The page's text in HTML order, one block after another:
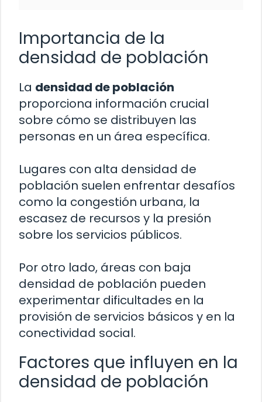
Importancia de la
densidad de población
La densidad de población
proporciona información crucial
sobre cómo se distribuyen las
personas en un área específica.
Lugares con alta densidad de
población suelen enfrentar desafíos
como la congestión urbana, la
escasez de recursos y la presión
sobre los servicios públicos.
Por otro lado, áreas con baja
densidad de población pueden
experimentar dificultades en la
provisión de servicios básicos y en la
conectividad social.
Factores que influyen en la
densidad de población